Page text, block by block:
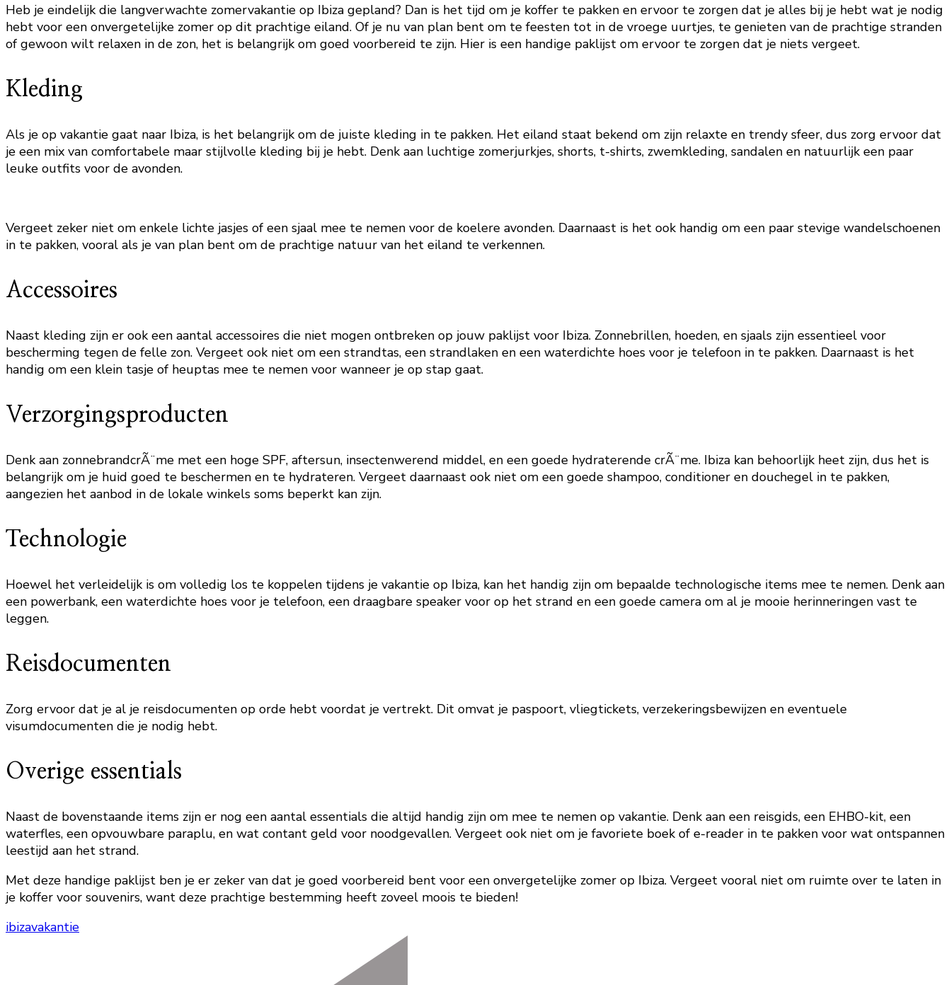
Heb je eindelijk die langverwachte zomervakantie op Ibiza gepland? Dan is het tijd om je koffer te pakken en ervoor te zorgen dat je alles bij je hebt wat je nodig
hebt voor een onvergetelijke zomer op dit prachtige eiland. Of je nu van plan bent om te feesten tot in de vroege uurtjes, te genieten van de prachtige stranden
of gewoon wilt relaxen in de zon, het is belangrijk om goed voorbereid te zijn. Hier is een handige paklijst om ervoor te zorgen dat je niets vergeet.
Kleding
Als je op vakantie gaat naar Ibiza, is het belangrijk om de juiste kleding in te pakken. Het eiland staat bekend om zijn relaxte en trendy sfeer, dus zorg ervoor dat
je een mix van comfortabele maar stijlvolle kleding bij je hebt. Denk aan luchtige zomerjurkjes, shorts, t-shirts, zwemkleding, sandalen en natuurlijk een paar
leuke outfits voor de avonden.
Vergeet zeker niet om enkele lichte jasjes of een sjaal mee te nemen voor de koelere avonden. Daarnaast is het ook handig om een paar stevige wandelschoenen
in te pakken, vooral als je van plan bent om de prachtige natuur van het eiland te verkennen.
Accessoires
Naast kleding zijn er ook een aantal accessoires die niet mogen ontbreken op jouw paklijst voor Ibiza. Zonnebrillen, hoeden, en sjaals zijn essentieel voor
bescherming tegen de felle zon. Vergeet ook niet om een strandtas, een strandlaken en een waterdichte hoes voor je telefoon in te pakken. Daarnaast is het
handig om een klein tasje of heuptas mee te nemen voor wanneer je op stap gaat.
Verzorgingsproducten
Denk aan zonnebrandcrÃ¨me met een hoge SPF, aftersun, insectenwerend middel, en een goede hydraterende crÃ¨me. Ibiza kan behoorlijk heet zijn, dus het is
belangrijk om je huid goed te beschermen en te hydrateren. Vergeet daarnaast ook niet om een goede shampoo, conditioner en douchegel in te pakken,
aangezien het aanbod in de lokale winkels soms beperkt kan zijn.
Technologie
Hoewel het verleidelijk is om volledig los te koppelen tijdens je vakantie op Ibiza, kan het handig zijn om bepaalde technologische items mee te nemen. Denk aan
een powerbank, een waterdichte hoes voor je telefoon, een draagbare speaker voor op het strand en een goede camera om al je mooie herinneringen vast te
leggen.
Reisdocumenten
Zorg ervoor dat je al je reisdocumenten op orde hebt voordat je vertrekt. Dit omvat je paspoort, vliegtickets, verzekeringsbewijzen en eventuele
visumdocumenten die je nodig hebt.
Overige essentials
Naast de bovenstaande items zijn er nog een aantal essentials die altijd handig zijn om mee te nemen op vakantie. Denk aan een reisgids, een EHBO-kit, een
waterfles, een opvouwbare paraplu, en wat contant geld voor noodgevallen. Vergeet ook niet om je favoriete boek of e-reader in te pakken voor wat ontspannen
leestijd aan het strand.
Met deze handige paklijst ben je er zeker van dat je goed voorbereid bent voor een onvergetelijke zomer op Ibiza. Vergeet vooral niet om ruimte over te laten in
je koffer voor souvenirs, want deze prachtige bestemming heeft zoveel moois te bieden!
ibizavakantie